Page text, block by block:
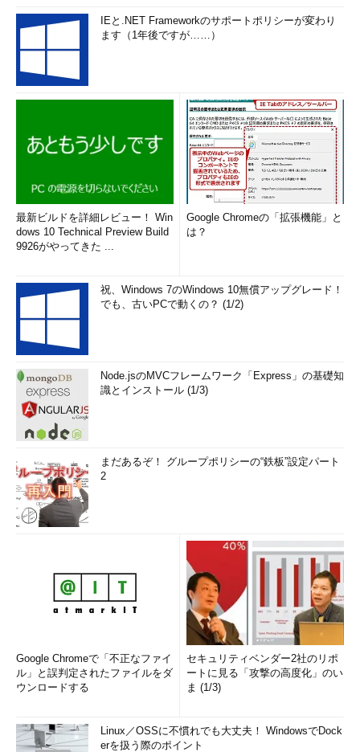
IEと.NET Frameworkのサポートポリシーが変わり
ます（1年後ですが……）
最新ビルドを詳細レビュー！ Win
dows 10 Technical Preview Build
9926がやってきた ...
Google Chromeの「拡張機能」と
は？
祝、Windows 7のWindows 10無償アップグレード！
でも、古いPCで動くの？ (1/2)
Node.jsのMVCフレームワーク「Express」の基礎知
識とインストール (1/3)
まだあるぞ！ グループポリシーの“鉄板”設定パート
2
Google Chromeで「不正なファイ
ル」と誤判定されたファイルをダ
ウンロードする
セキュリティベンダー2社のリポ
ートに見る「攻撃の高度化」のい
ま (1/3)
Linux／OSSに不慣れでも大丈夫！ WindowsでDock
erを扱う際のポイント